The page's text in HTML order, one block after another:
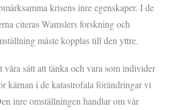
krisens inre egenskaper. I de
citeras Wamslers forskning och
måste kopplas till den yttre.
sätt att tänka och vara som individer
kärnan i de katastrofala förändringar vi
inre omställningen handlar om vår